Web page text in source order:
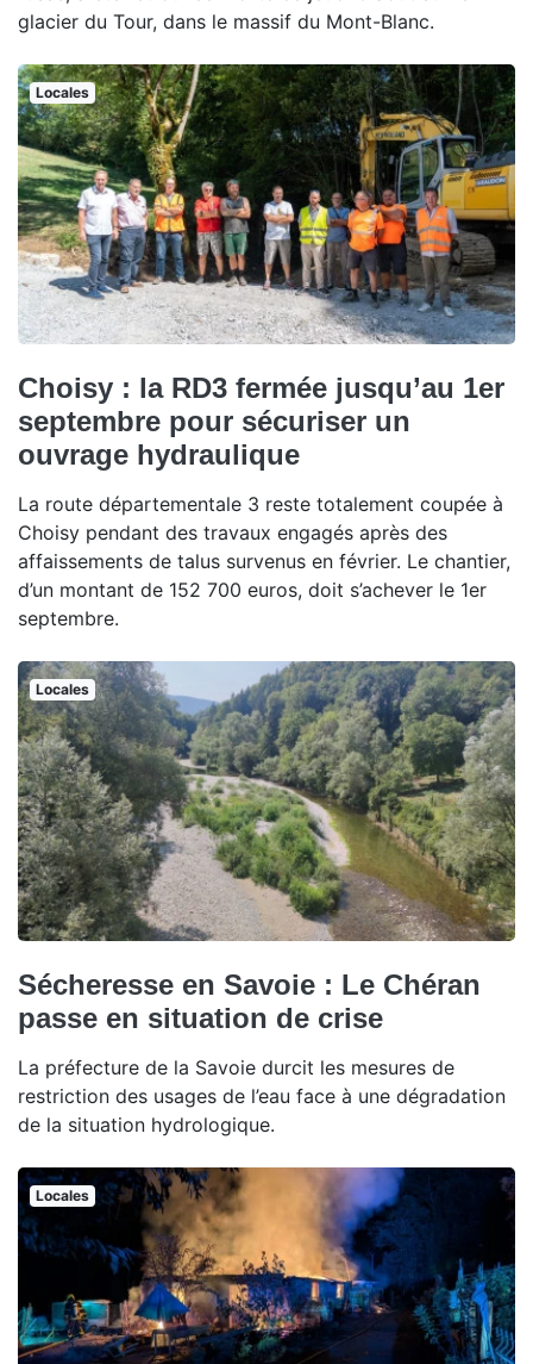
glacier du Tour, dans le massif du Mont-Blanc.
Locales
Choisy : la RD3 fermée jusqu’au 1er
septembre pour sécuriser un
ouvrage hydraulique
La route départementale 3 reste totalement coupée à
Choisy pendant des travaux engagés après des
affaissements de talus survenus en février. Le chantier,
d’un montant de 152 700 euros, doit s’achever le 1er
septembre.
Locales
Sécheresse en Savoie : Le Chéran
passe en situation de crise
La préfecture de la Savoie durcit les mesures de
restriction des usages de l’eau face à une dégradation
de la situation hydrologique.
Locales